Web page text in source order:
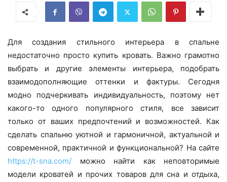
Для создания стильного интерьера в спальне
недостаточно просто купить кровать. Важно грамотно
выбрать и другие элементы интерьера, подобрать
взаимодополняющие оттенки и фактуры. Сегодня
модно подчеркивать индивидуальность, поэтому нет
какого-то одного популярного стиля, все зависит
только от ваших предпочтений и возможностей. Как
сделать спальню уютной и гармоничной, актуальной и
современной, практичной и функциональной? На сайте
https://t-sna.com/ можно найти как неповторимые
модели кроватей и прочих товаров для сна и отдыха,